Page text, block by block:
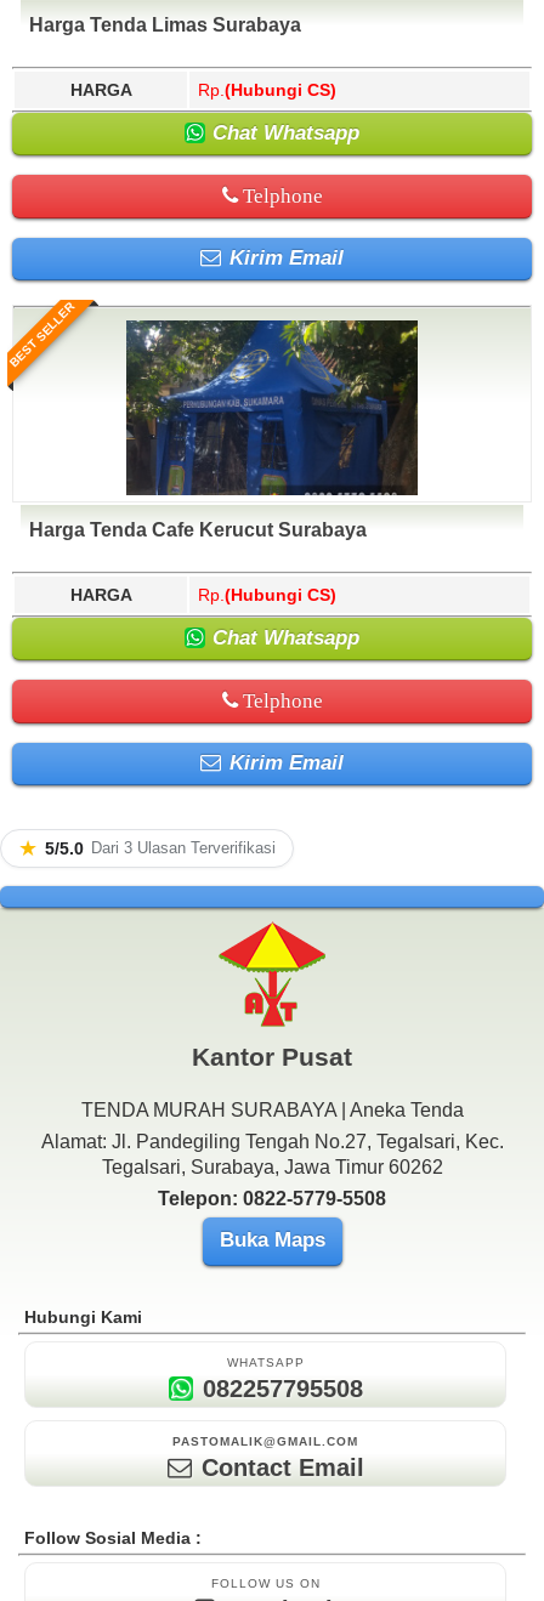
Harga Tenda Limas Surabaya
HARGA Rp. (Hubungi CS)
Chat Whatsapp
Telphone
Kirim Email
BEST SELLER
Harga Tenda Cafe Kerucut Surabaya
HARGA Rp. (Hubungi CS)
Chat Whatsapp
Telphone
Kirim Email
★ 5/5.0 Dari 3 Ulasan Terverifikasi
Kantor Pusat
TENDA MURAH SURABAYA | Aneka Tenda
Alamat: Jl. Pandegiling Tengah No.27, Tegalsari, Kec.
Tegalsari, Surabaya, Jawa Timur 60262
Telepon: 0822-5779-5508
Buka Maps
Hubungi Kami
WHATSAPP
082257795508
PASTOMALIK@GMAIL.COM
Contact Email
Follow Sosial Media :
FOLLOW US ON